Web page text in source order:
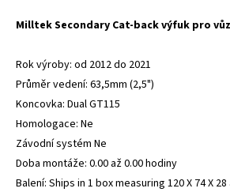
Milltek Secondary Cat-back výfuk pro vůz
Rok výroby: od 2012 do 2021
Průměr vedení: 63,5mm (2,5")
Koncovka: Dual GT115
Homologace: Ne
Závodní systém Ne
Doba montáže: 0.00 až 0.00 hodiny
Balení: Ships in 1 box measuring 120 X 74 X